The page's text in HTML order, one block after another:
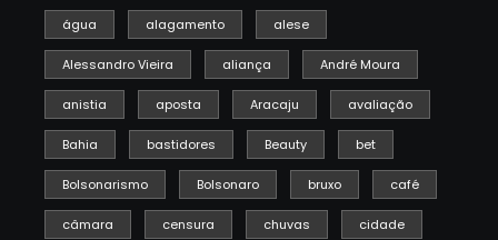
água alagamento alese
Alessandro Vieira aliança André Moura
anistia aposta Aracaju avaliação
Bahia bastidores Beauty bet
Bolsonarismo Bolsonaro bruxo café
câmara censura chuvas cidade